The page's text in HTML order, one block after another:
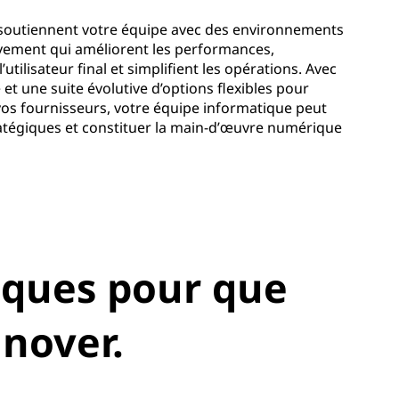
votre équipe avec des environnements
qui améliorent les performances,
final et simplifient les opérations. Avec
une suite évolutive d’options flexibles pour
fournisseurs, votre équipe informatique peut
et constituer la main-d’œuvre numérique
pour que